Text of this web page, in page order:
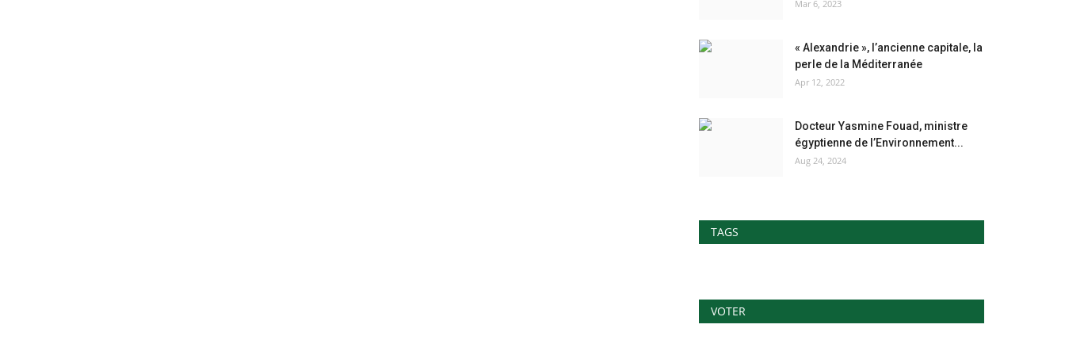
Mar 6, 2023
« Alexandrie », l’ancienne capitale, la
perle de la Méditerranée
Apr 12, 2022
Docteur Yasmine Fouad, ministre
égyptienne de l’Environnement...
Aug 24, 2024
TAGS
VOTER